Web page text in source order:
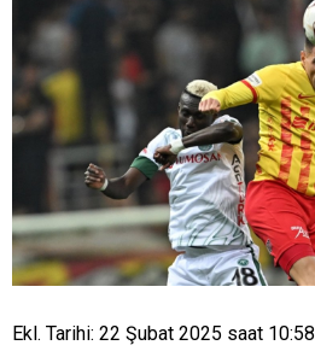
Ekl. Tarihi: 22 Şubat 2025 saat 10:58